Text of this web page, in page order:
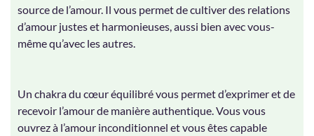
source de l’amour. Il vous permet de cultiver des relations
d’amour justes et harmonieuses, aussi bien avec vous-
même qu’avec les autres.
Un chakra du cœur équilibré vous permet d’exprimer et de
recevoir l’amour de manière authentique. Vous vous
ouvrez à l’amour inconditionnel et vous êtes capable